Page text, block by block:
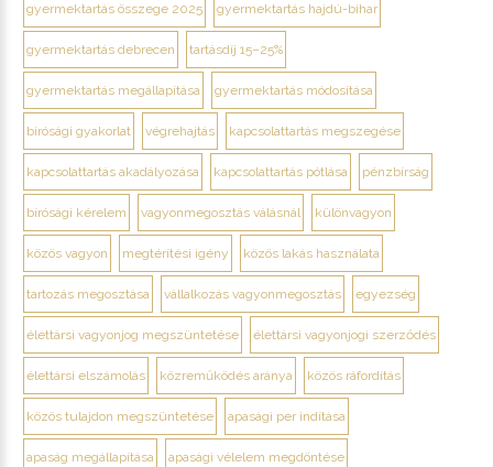
gyermektartás összege 2025 gyermektartás hajdú-bihar
gyermektartás debrecen tartásdíj 15–25%
gyermektartás megállapítása gyermektartás módosítása
bírósági gyakorlat végrehajtás kapcsolattartás megszegése
kapcsolattartás akadályozása kapcsolattartás pótlása pénzbírság
bírósági kérelem vagyonmegosztás válásnál különvagyon
közös vagyon megtérítési igény közös lakás használata
tartozás megosztása vállalkozás vagyonmegosztás egyezség
élettársi vagyonjog megszüntetése élettársi vagyonjogi szerződés
élettársi elszámolás közreműködés aránya közös ráfordítás
közös tulajdon megszüntetése apasági per indítása
apaság megállapítása apasági vélelem megdöntése